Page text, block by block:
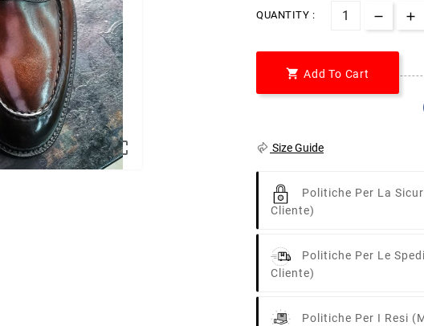

QUANTITY :
 Add To Cart
Size Guide
Politiche Per La
Cliente)
Politiche Per Le
Cliente)
Politiche Per I Resi